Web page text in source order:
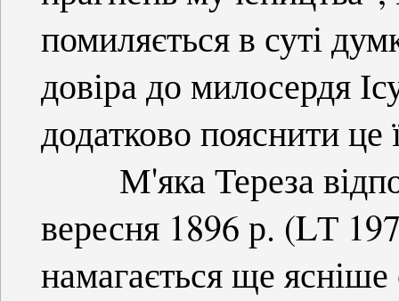
помиляється в суті
довіра до милосердя
додатково пояснити це
М'яка Тереза
вересня 1896 р. (LТ
намагається ще